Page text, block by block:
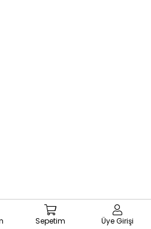
Sepetim Üye Girişi